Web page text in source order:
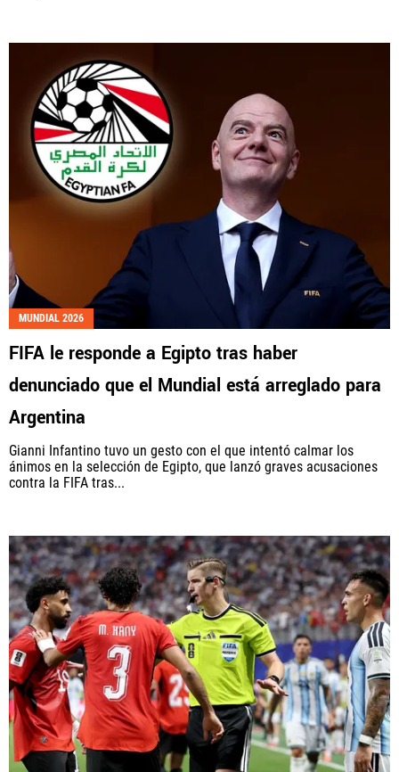
MUNDIAL 2026
FIFA le responde a Egipto tras haber
denunciado que el Mundial está arreglado para
Argentina
Gianni Infantino tuvo un gesto con el que intentó calmar los
ánimos en la selección de Egipto, que lanzó graves acusaciones
contra la FIFA tras...